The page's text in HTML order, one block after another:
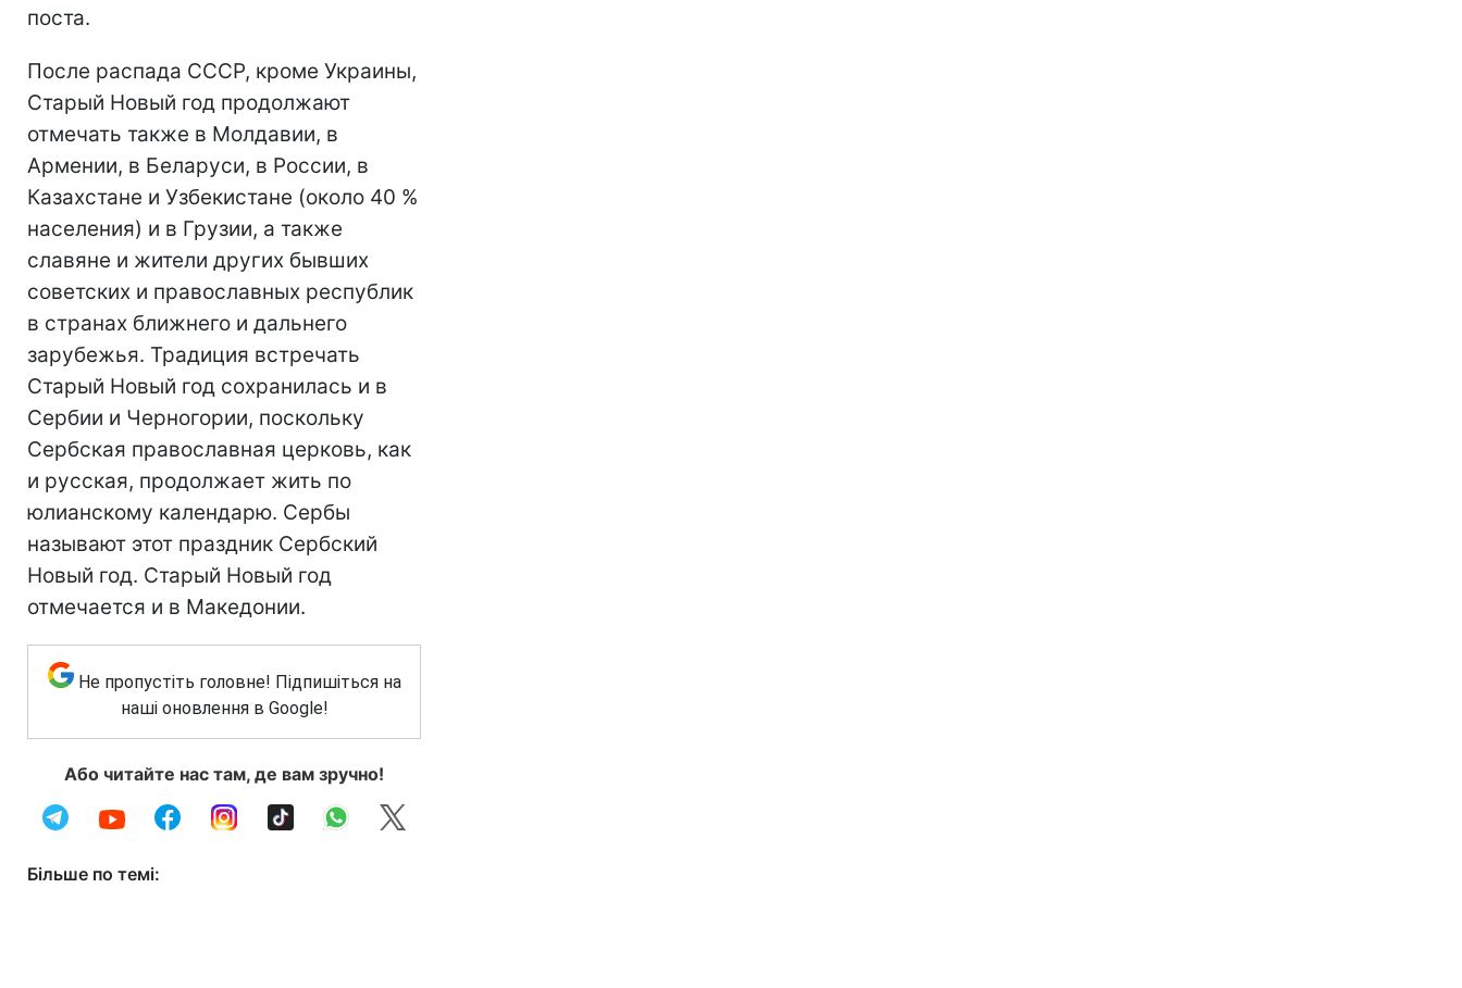
поста.
После распада СССР, кроме Украины,
Старый Новый год продолжают
отмечать также в Молдавии, в
Армении, в Беларуси, в России, в
Казахстане и Узбекистане (около 40 %
населения) и в Грузии, а также
славяне и жители других бывших
советских и православных республик
в странах ближнего и дальнего
зарубежья. Традиция встречать
Старый Новый год сохранилась и в
Сербии и Черногории, поскольку
Сербская православная церковь, как
и русская, продолжает жить по
юлианскому календарю. Сербы
называют этот праздник Сербский
Новый год. Старый Новый год
отмечается и в Македонии.
Не пропустіть головне! Підпишіться на
наші оновлення в Google!
Або читайте нас там, де вам зручно!
Більше по темі: